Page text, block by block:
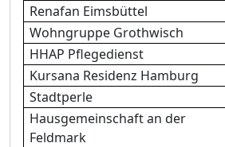
Renafan Eimsbüttel
Wohngruppe Grothwisch
HHAP Pflegedienst
Kursana Residenz Hamburg
Stadtperle
Hausgemeinschaft an der
Feldmark